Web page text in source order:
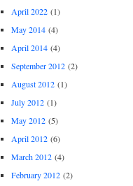
April 2022(1)
May 2014(4)
April 2014(4)
September 2012(2)
August 2012(1)
July 2012(1)
May 2012(5)
April 2012(6)
March 2012(4)
February 2012(2)